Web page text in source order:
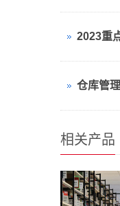
相关产品